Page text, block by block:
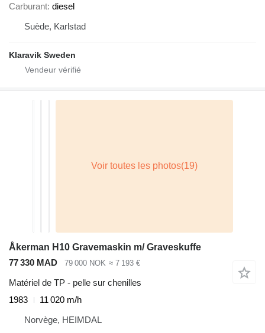
Carburant diesel
Suède, Karlstad
Klaravik Sweden
Åkerman H10 Gravemaskin m/ Graveskuffe
77 330 MAD
79 000 NOK ≈ 7 193 €
Matériel de TP - pelle sur chenilles
1983
11 020 m/h
Norvège, HEIMDAL